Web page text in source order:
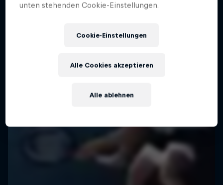
unten stehenden Cookie-Einstellungen.
Cookie-Einstellungen
Alle ablehnen
Alle Cookies akzeptieren